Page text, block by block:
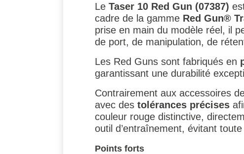
Le Taser 10 Red Gun (07387)
cadre de la gamme Red Gun®
prise en main du modèle réel, il
de port, de manipulation, de
Les Red Guns sont fabriqués en
garantissant une durabilité
Contrairement aux accessoires
avec des tolérances précises
couleur rouge distinctive,
outil d’entraînement, évitant
Points forts